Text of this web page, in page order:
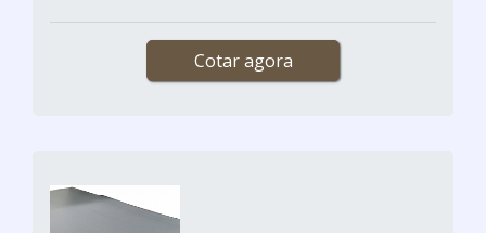
Cotar agora